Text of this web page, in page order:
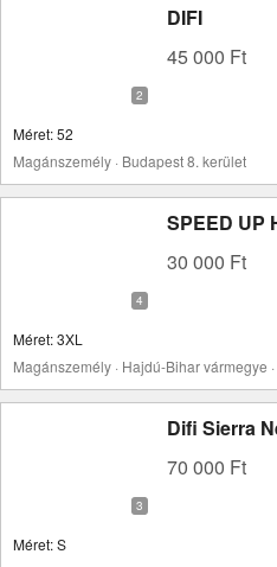
DIFI
45 000 Ft
Méret: 52
Magánszemély · Budapest 8. kerület
SPEED UP
30 000 Ft
Méret: 3XL
Magánszemély · Hajdú-Bihar vármegye
Difi Sierra
70 000 Ft
Méret: S